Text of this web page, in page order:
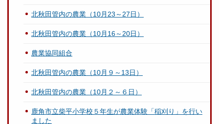
北秋田管内の農業（10月23～27日）
北秋田管内の農業（10月16～20日）
農業協同組合
北秋田管内の農業（10月９～13日）
北秋田管内の農業（10月２～６日）
鹿角市立柴平小学校５年生が農業体験「稲刈り」を行い
ました